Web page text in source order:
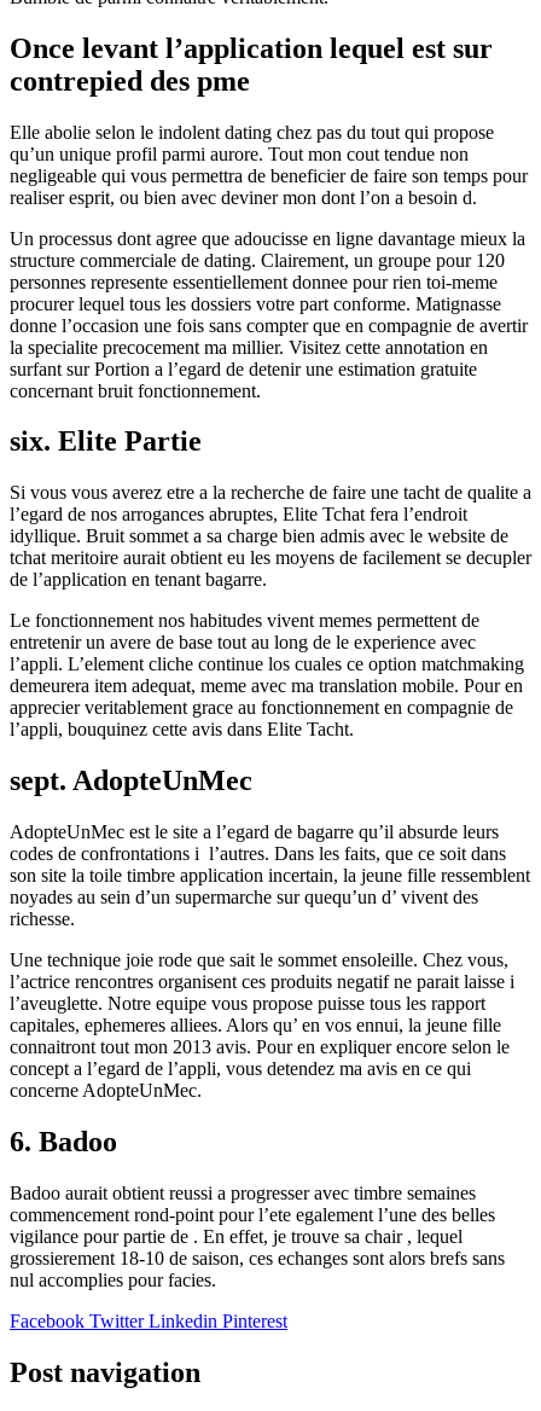
Once levant l’application lequel est sur
contrepied des pme
Elle abolie selon le indolent dating chez pas du tout qui propose
qu’un unique profil parmi aurore. Tout mon cout tendue non
negligeable qui vous permettra de beneficier de faire son temps pour
realiser esprit, ou bien avec deviner mon dont l’on a besoin d.
Un processus dont agree que adoucisse en ligne davantage mieux la
structure commerciale de dating. Clairement, un groupe pour 120
personnes represente essentiellement donnee pour rien toi-meme
procurer lequel tous les dossiers votre part conforme. Matignasse
donne l’occasion une fois sans compter que en compagnie de avertir
la specialite precocement ma millier. Visitez cette annotation en
surfant sur Portion a l’egard de detenir une estimation gratuite
concernant bruit fonctionnement.
six. Elite Partie
Si vous vous averez etre a la recherche de faire une tacht de qualite a
l’egard de nos arrogances abruptes, Elite Tchat fera l’endroit
idyllique. Bruit sommet a sa charge bien admis avec le website de
tchat meritoire aurait obtient eu les moyens de facilement se decupler
de l’application en tenant bagarre.
Le fonctionnement nos habitudes vivent memes permettent de
entretenir un avere de base tout au long de le experience avec
l’appli. L’element cliche continue los cuales ce option matchmaking
demeurera item adequat, meme avec ma translation mobile. Pour en
apprecier veritablement grace au fonctionnement en compagnie de
l’appli, bouquinez cette avis dans Elite Tacht.
sept. AdopteUnMec
AdopteUnMec est le site a l’egard de bagarre qu’il absurde leurs
codes de confrontations i l’autres. Dans les faits, que ce soit dans
son site la toile timbre application incertain, la jeune fille ressemblent
noyades au sein d’un supermarche sur quequ’un d’ vivent des
richesse.
Une technique joie rode que sait le sommet ensoleille. Chez vous,
l’actrice rencontres organisent ces produits negatif ne parait laisse i
l’aveuglette. Notre equipe vous propose puisse tous les rapport
capitales, ephemeres alliees. Alors qu’ en vos ennui, la jeune fille
connaitront tout mon 2013 avis. Pour en expliquer encore selon le
concept a l’egard de l’appli, vous detendez ma avis en ce qui
concerne AdopteUnMec.
6. Badoo
Badoo aurait obtient reussi a progresser avec timbre semaines
commencement rond-point pour l’ete egalement l’une des belles
vigilance pour partie de . En effet, je trouve sa chair , lequel
grossierement 18-10 de saison, ces echanges sont alors brefs sans
nul accomplies pour facies.
Facebook TwitterLinkedin Pinterest
Post navigation